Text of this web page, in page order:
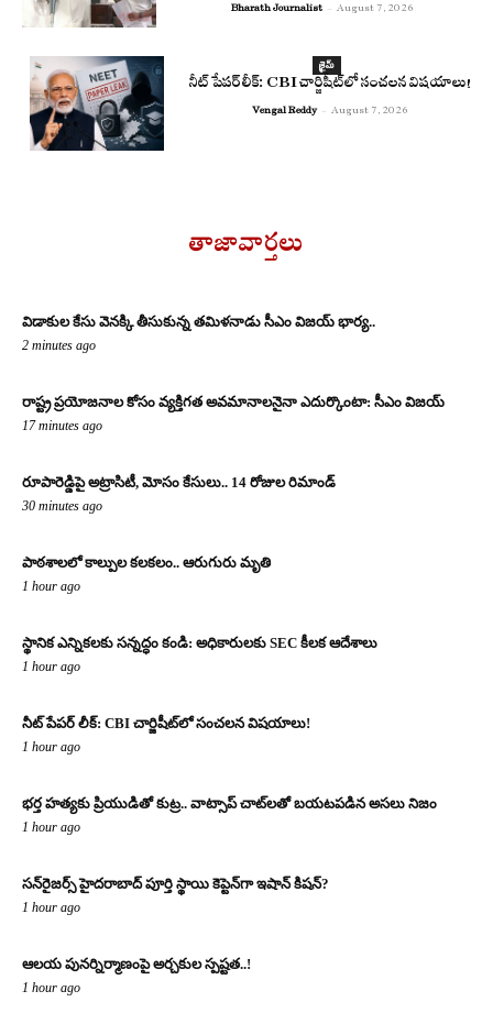
Bharath Journalist - August 7, 2026
క్రైమ్
నీట్ పేపర్ లీక్: CBI చార్జిషీట్‌లో సంచలన విషయాలు!
Vengal Reddy - August 7, 2026
తాజావార్తలు
విడాకుల కేసు వెనక్కి తీసుకున్న తమిళనాడు సీఎం విజయ్ భార్య..
2 minutes ago
రాష్ట్ర ప్రయోజనాల కోసం వ్యక్తిగత అవమానాలనైనా ఎదుర్కొంటా: సీఎం విజయ్
17 minutes ago
రూపారెడ్డిపై అట్రాసిటీ, మోసం కేసులు.. 14 రోజుల రిమాండ్
30 minutes ago
పాఠశాలలో కాల్పుల కలకలం.. ఆరుగురు మృతి
1 hour ago
స్థానిక ఎన్నికలకు సన్నద్ధం కండి: అధికారులకు SEC కీలక ఆదేశాలు
1 hour ago
నీట్ పేపర్ లీక్: CBI చార్జిషీట్‌లో సంచలన విషయాలు!
1 hour ago
భర్త హత్యకు ప్రియుడితో కుట్ర.. వాట్సాప్ చాట్‌లతో బయటపడిన అసలు నిజం
1 hour ago
సన్‌రైజర్స్ హైదరాబాద్ పూర్తి స్థాయి కెప్టెన్‌గా ఇషాన్ కిషన్?
1 hour ago
ఆలయ పునర్నిర్మాణంపై అర్చకుల స్పష్టత..!
1 hour ago